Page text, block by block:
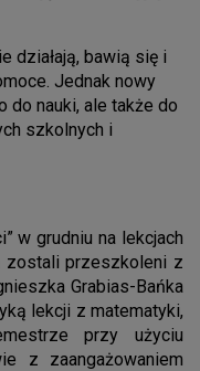
działają, bawią się i
Jednak nowy
nauki, ale także do
szkolnych i
w grudniu na lekcjach
zostali przeszkoleni z
Grabias-Bańka
lekcji z matematyki,
przy użyciu
z zaangażowaniem